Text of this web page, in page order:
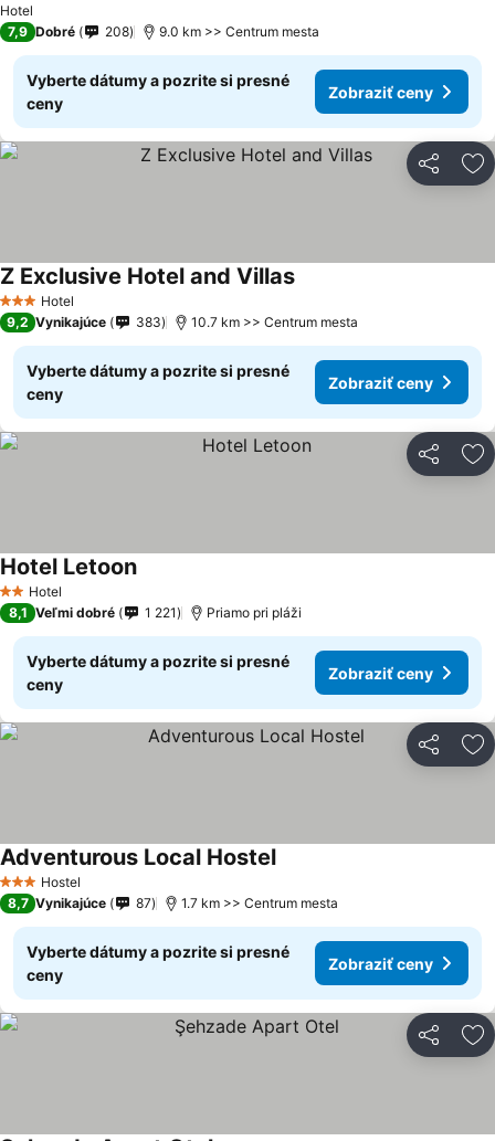
Hotel
7,9 Dobré 208 9.0 km >> Centrum mesta
Vyberte dátumy a pozrite si presné
ceny
Zobraziť ceny
Zdieľať
3 Počet hviezdičiek
Hotel
Z Exclusive Hotel and Villas
9,2 Vynikajúce 383 10.7 km >> Centrum mesta
Vyberte dátumy a pozrite si presné
ceny
Zobraziť ceny
Zdieľať
2 Počet hviezdičiek
Hotel
Hotel Letoon
8,1 Veľmi dobré 1 221 Priamo pri pláži
Vyberte dátumy a pozrite si presné
ceny
Zobraziť ceny
Zdieľať
3 Počet hviezdičiek
Hostel
Adventurous Local Hostel
8,7 Vynikajúce 87 1.7 km >> Centrum mesta
Vyberte dátumy a pozrite si presné
ceny
Zobraziť ceny
Zdieľať